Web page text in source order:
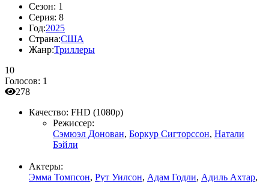
Сезон: 1
Серия: 8
Год:2025
Страна:США
Жанр:Триллеры
10
Голосов: 1
278
Качество: FHD (1080p)
Режиссер:
Сэмюэл Донован, Боркур Сигторссон, Натали
Бэйли
Актеры:
Эмма Томпсон, Рут Уилсон, Адам Годли, Адиль Ахтар,